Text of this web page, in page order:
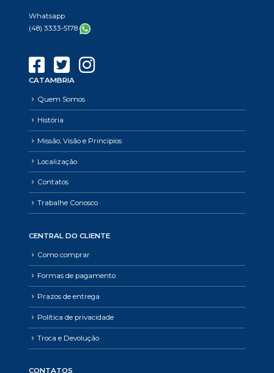
Whatsapp
(48) 3333-5178
CATAMBRIA
Quem Somos
História
Missão, Visão e Princípios
Localização
Contatos
Trabalhe Conosco
CENTRAL DO CLIENTE
Como comprar
Formas de pagamento
Prazos de entrega
Política de privacidade
Troca e Devolução
CONTATOS